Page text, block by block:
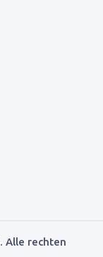
. Alle rechten